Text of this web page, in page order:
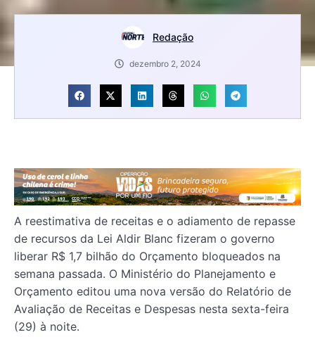
Redação
dezembro 2, 2024
A reestimativa de receitas e o adiamento de repasse
de recursos da Lei Aldir Blanc fizeram o governo
liberar R$ 1,7 bilhão do Orçamento bloqueados na
semana passada. O Ministério do Planejamento e
Orçamento editou uma nova versão do Relatório de
Avaliação de Receitas e Despesas nesta sexta-feira
(29) à noite.